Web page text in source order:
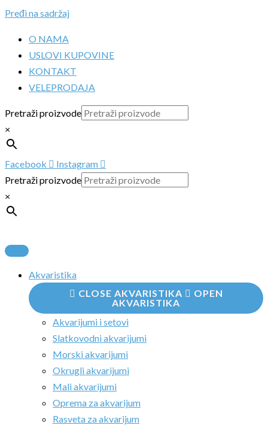
Pređi na sadržaj
O NAMA
USLOVI KUPOVINE
KONTAKT
VELEPRODAJA
Pretraži proizvode
×
Facebook
Instagram
Pretraži proizvode
×
Akvaristika
CLOSE AKVARISTIKA
OPEN
AKVARISTIKA
Akvarijumi i setovi
Slatkovodni akvarijumi
Morski akvarijumi
Okrugli akvarijumi
Mali akvarijumi
Oprema za akvarijum
Rasveta za akvarijum